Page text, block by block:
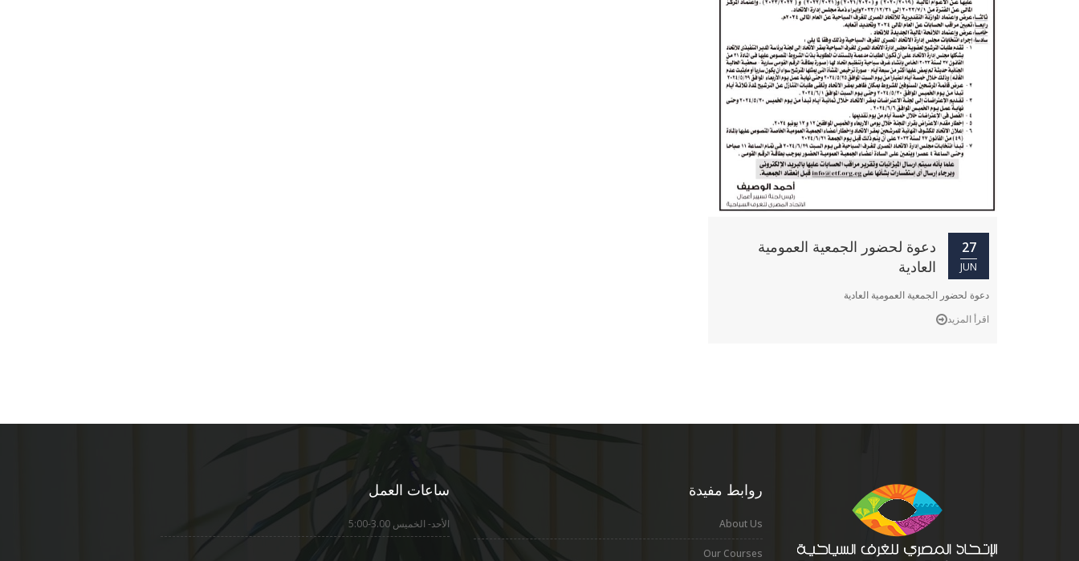
27
JUN
دعوة لحضور الجمعية العمومية
العادية
دعوة لحضور الجمعية العمومية العادية
اقرأ المزيد
روابط مفيدة
About Us
Our Courses
ساعات العمل
الأحد- الخميس 3.00-5:00